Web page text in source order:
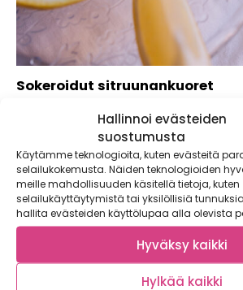
Hallinnoi evästeiden
suostumusta
Käytämme teknologioita, kuten evästeitä
selailukokemusta. Näiden teknologioiden
meille mahdollisuuden käsitellä tietoja, kuten
selailukäyttäytymistä tai yksilöllisiä
hallita evästeiden käyttölupaa alla olevista
Hyväksy kaikki
Hylkää kaikki
Sokeroidut sitruunankuoret
kerralla sitruunaa käyttäessäsi, säästä